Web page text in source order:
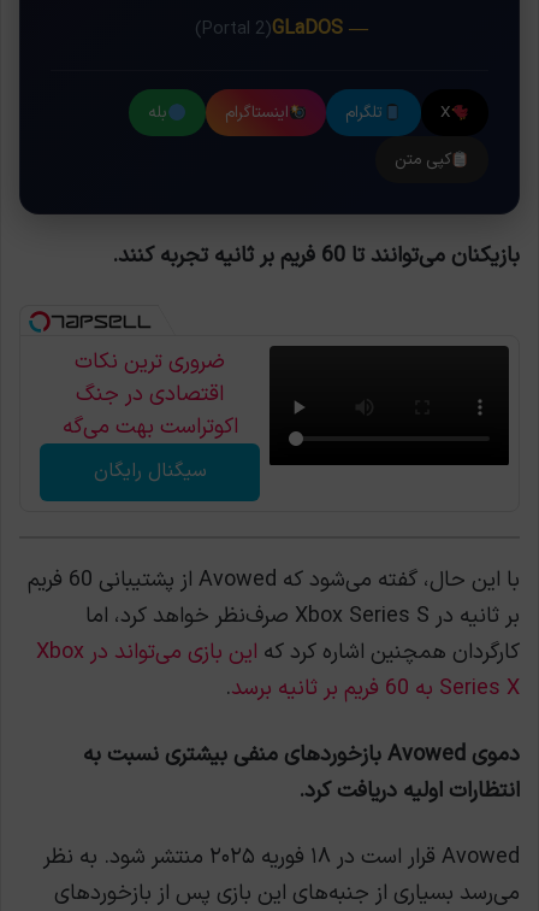
— GLaDOS
(Portal 2)
X تلگرام اینستاگرام
بله
کپی متن
بازیکنان می‌توانند تا 60 فریم بر ثانیه تجربه کنند.
ضروری ترین نکات
اقتصادی در جنگ
اکوتراست بهت می‌گه
سیگنال رایگان
با این حال، گفته می‌شود که Avowed از پشتیبانی 60 فریم
بر ثانیه در Xbox Series S صرف‌نظر خواهد کرد، اما
کارگردان همچنین اشاره کرد که
این بازی می‌تواند در Xbox
Series X به 60 فریم بر ثانیه برسد
.
دموی Avowed بازخوردهای منفی بیشتری نسبت به
انتظارات اولیه دریافت کرد.
Avowed قرار است در ۱۸ فوریه ۲۰۲۵ منتشر شود. به نظر
می‌رسد بسیاری از جنبه‌های این بازی پس از بازخوردهای